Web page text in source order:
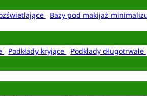
Bazy pod makijaż
Podkłady kryjące Podkłady długotrwałe